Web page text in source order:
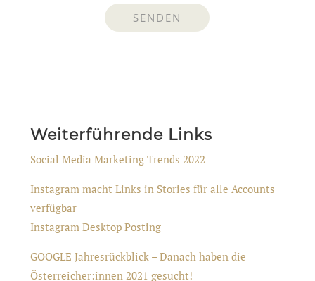
Weiterführende Links
Social Media Marketing Trends 2022
Instagram macht Links in Stories für alle Accounts
verfügbar
Instagram Desktop Posting
GOOGLE Jahresrückblick – Danach haben die
Österreicher:innen 2021 gesucht!